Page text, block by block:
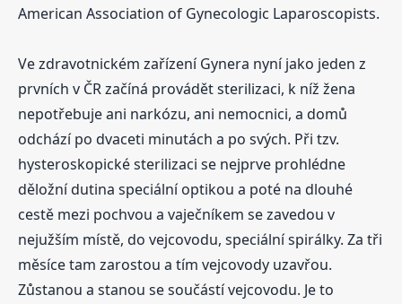
American Association of Gynecologic Laparoscopists.
Ve zdravotnickém zařízení Gynera nyní jako jeden z
prvních v ČR začíná provádět sterilizaci, k níž žena
nepotřebuje ani narkózu, ani nemocnici, a domů
odchází po dvaceti minutách a po svých. Při tzv.
hysteroskopické sterilizaci se nejprve prohlédne
děložní dutina speciální optikou a poté na dlouhé
cestě mezi pochvou a vaječníkem se zavedou v
nejužším místě, do vejcovodu, speciální spirálky. Za tři
měsíce tam zarostou a tím vejcovody uzavřou.
Zůstanou a stanou se součástí vejcovodu. Je to